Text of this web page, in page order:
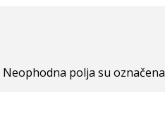
Neophodna polja su označena